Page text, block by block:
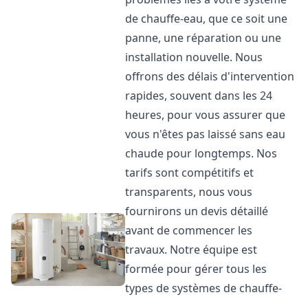
de chauffe-eau, que ce soit une
panne, une réparation ou une
installation nouvelle. Nous
offrons des délais d'intervention
rapides, souvent dans les 24
heures, pour vous assurer que
vous n'êtes pas laissé sans eau
chaude pour longtemps. Nos
tarifs sont compétitifs et
transparents, nous vous
fournirons un devis détaillé
avant de commencer les
travaux. Notre équipe est
formée pour gérer tous les
types de systèmes de chauffe-